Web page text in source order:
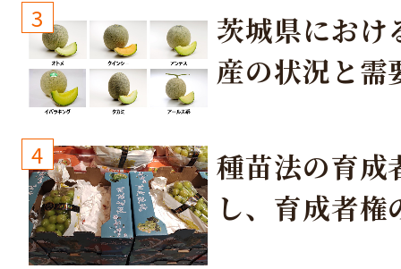
3
茨城県におけ
産の状況と需
4
種苗法の育成
し、育成者権